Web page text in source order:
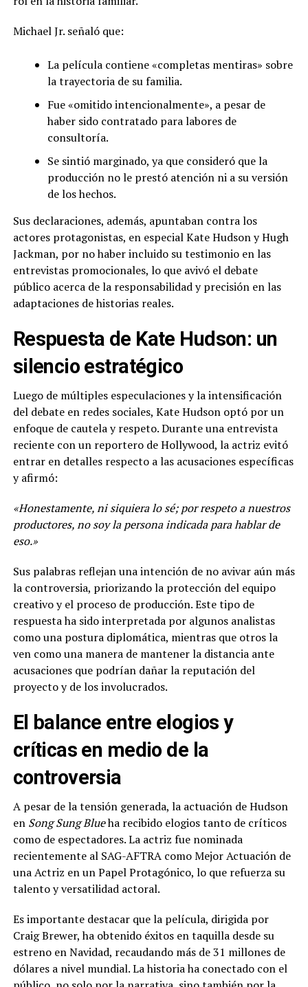
Michael Jr. señaló que:
La película contiene «completas mentiras» sobre
la trayectoria de su familia.
Fue «omitido intencionalmente», a pesar de
haber sido contratado para labores de
consultoría.
Se sintió marginado, ya que consideró que la
producción no le prestó atención ni a su versión
de los hechos.
Sus declaraciones, además, apuntaban contra los
actores protagonistas, en especial Kate Hudson y Hugh
Jackman, por no haber incluido su testimonio en las
entrevistas promocionales, lo que avivó el debate
público acerca de la responsabilidad y precisión en las
adaptaciones de historias reales.
Respuesta de Kate Hudson: un
silencio estratégico
Luego de múltiples especulaciones y la intensificación
del debate en redes sociales, Kate Hudson optó por un
enfoque de cautela y respeto. Durante una entrevista
reciente con un reportero de Hollywood, la actriz evitó
entrar en detalles respecto a las acusaciones específicas
y afirmó:
«Honestamente, ni siquiera lo sé; por respeto a nuestros
productores, no soy la persona indicada para hablar de
eso.»
Sus palabras reflejan una intención de no avivar aún más
la controversia, priorizando la protección del equipo
creativo y el proceso de producción. Este tipo de
respuesta ha sido interpretada por algunos analistas
como una postura diplomática, mientras que otros la
ven como una manera de mantener la distancia ante
acusaciones que podrían dañar la reputación del
proyecto y de los involucrados.
El balance entre elogios y
críticas en medio de la
controversia
A pesar de la tensión generada, la actuación de Hudson
en Song Sung Blueha recibido elogios tanto de críticos
como de espectadores. La actriz fue nominada
recientemente al SAG-AFTRA como Mejor Actuación de
una Actriz en un Papel Protagónico, lo que refuerza su
talento y versatilidad actoral.
Es importante destacar que la película, dirigida por
Craig Brewer, ha obtenido éxitos en taquilla desde su
estreno en Navidad, recaudando más de 31 millones de
dólares a nivel mundial. La historia ha conectado con el